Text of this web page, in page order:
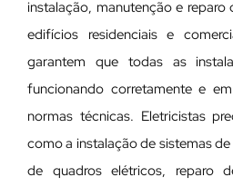
instalação, manutenção e reparo
edifícios residenciais e
garantem que todas as
funcionando corretamente e
normas técnicas. Eletricistas
como a instalação de sistemas
de quadros elétricos, reparo